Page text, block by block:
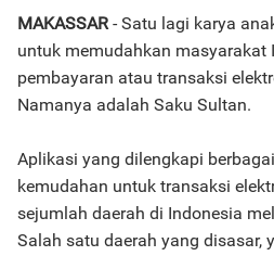
MAKASSAR- Satu lagi karya
untuk memudahkan masyarakat
pembayaran atau transaksi
Namanya adalah Saku Sultan.
Aplikasi yang dilengkapi
kemudahan untuk transaksi
sejumlah daerah di Indonesia
Salah satu daerah yang disasar,